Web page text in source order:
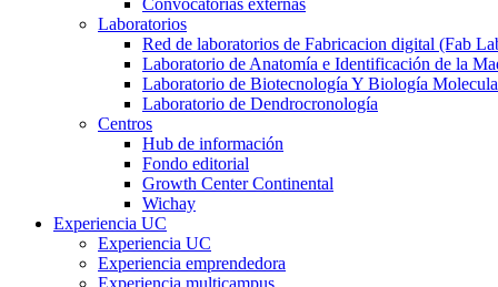
Convocatorias externas
Laboratorios
Red de laboratorios de Fabricacion digital (Fab
Laboratorio de Anatomía e Identificación de la
Laboratorio de Biotecnología Y Biología
Laboratorio de Dendrocronología
Centros
Hub de información
Fondo editorial
Growth Center Continental
Wichay
Experiencia UC
Experiencia UC
Experiencia emprendedora
Experiencia multicampus